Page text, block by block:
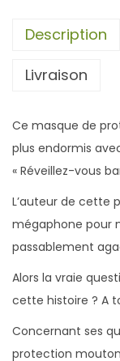
Description
Livraison
Ce masque de
plus endormis
« Réveillez-vous
L’auteur de cette
mégaphone pour
passablement
Alors la vraie
cette histoire ? A
Concernant ses
protection